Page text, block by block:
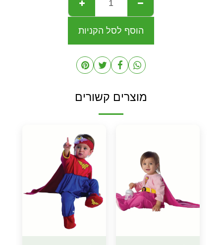
הוסף לסל הקניות
מוצרים קשורים